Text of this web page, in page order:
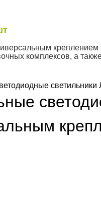
комплексов, а